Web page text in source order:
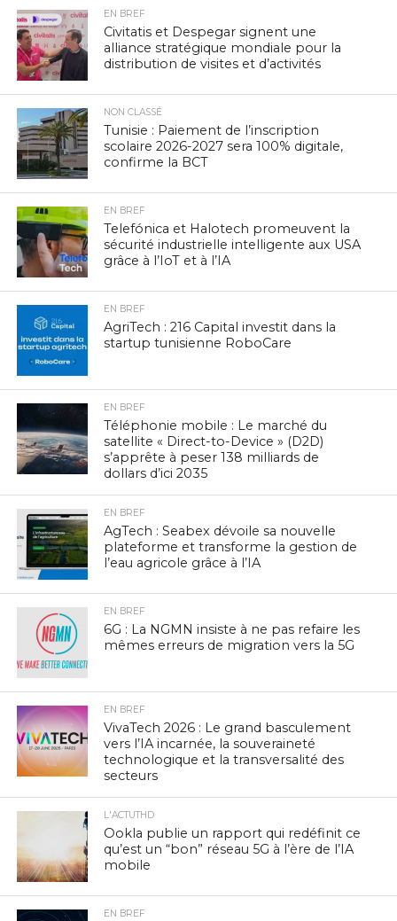
EN BREF
Civitatis et Despegar signent une
alliance stratégique mondiale pour la
distribution de visites et d’activités
NON CLASSÉ
Tunisie : Paiement de l’inscription
scolaire 2026-2027 sera 100% digitale,
confirme la BCT
EN BREF
Telefónica et Halotech promeuvent la
sécurité industrielle intelligente aux USA
grâce à l’IoT et à l’IA
EN BREF
AgriTech : 216 Capital investit dans la
startup tunisienne RoboCare
EN BREF
Téléphonie mobile : Le marché du
satellite « Direct-to-Device » (D2D)
s’apprête à peser 138 milliards de
dollars d’ici 2035
EN BREF
AgTech : Seabex dévoile sa nouvelle
plateforme et transforme la gestion de
l’eau agricole grâce à l’IA
EN BREF
6G : La NGMN insiste à ne pas refaire les
mêmes erreurs de migration vers la 5G
EN BREF
VivaTech 2026 : Le grand basculement
vers l’IA incarnée, la souveraineté
technologique et la transversalité des
secteurs
L'ACTUTHD
Ookla publie un rapport qui redéfinit ce
qu’est un “bon” réseau 5G à l’ère de l’IA
mobile
EN BREF